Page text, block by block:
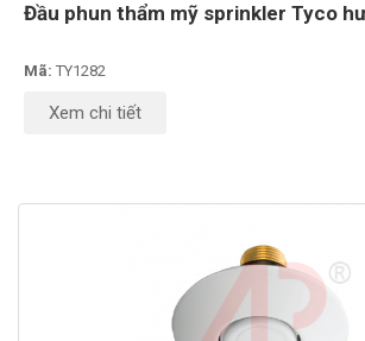
Đầu phun thẩm mỹ sprinkler Tyco
Mã: TY1282
Xem chi tiết